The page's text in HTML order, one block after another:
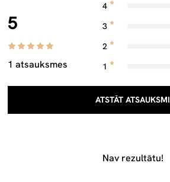
5
1 atsauksmes
4
3
2
1
ATSTĀT ATSAUKSMI
Nav rezultātu!